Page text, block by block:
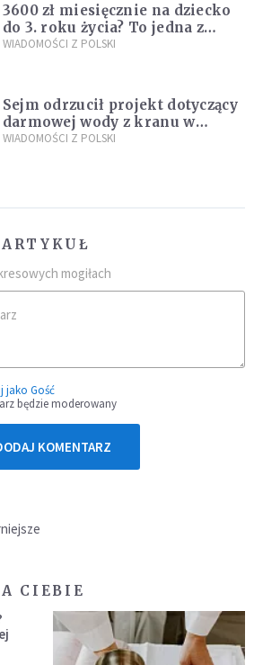
3600 zł miesięcznie na dziecko
do 3. roku życia? To jedna z
propozycji programu "Rozwój
WIADOMOŚCI Z POLSKI
Sejm odrzucił projekt dotyczący
darmowej wody z kranu w
restauracjach
WIADOMOŚCI Z POLSKI
mogiłach
jako Gość
będzie moderowany
KOMENTARZ
CIEBIE